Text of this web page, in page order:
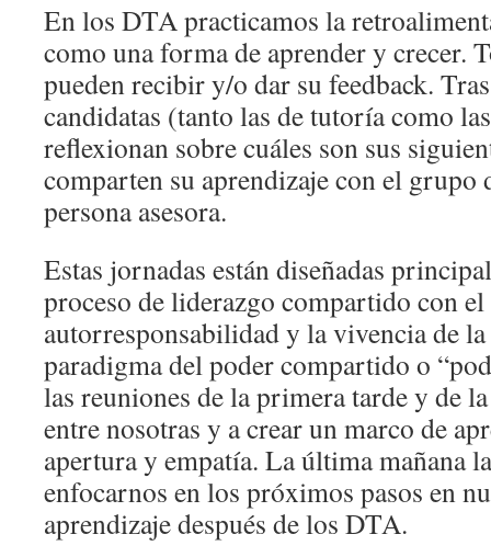
En los DTA practicamos la
como una forma de aprender y crecer.
pueden recibir y/o dar su feedback.
candidatas (tanto las de tutoría como
reflexionan sobre cuáles son sus
comparten su aprendizaje con el grupo
persona asesora.
Estas jornadas están diseñadas
proceso de liderazgo compartido con
autorresponsabilidad y la vivencia de
paradigma del poder compartido o
las reuniones de la primera tarde y de
entre nosotras y a crear un marco de
apertura y empatía. La última mañana
enfocarnos en los próximos pasos en
aprendizaje después de los DTA.